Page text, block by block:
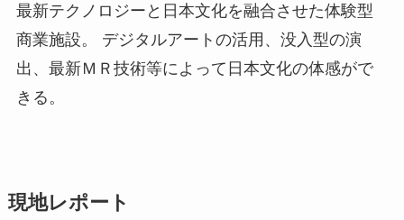
最新テクノロジーと日本文化を融合させた体験型
商業施設。 デジタルアートの活用、没入型の演
出、最新ＭＲ技術等によって日本文化の体感がで
きる。
現地レポート